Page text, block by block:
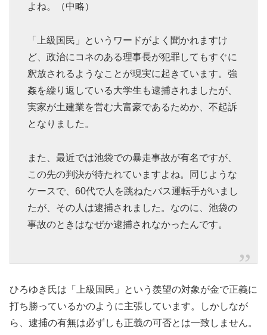
よね。（中略）
「上級国民」というワードがよく聞かれますけ
ど、政治にコネのある理事長が犯罪してもすぐに
釈放されるようなことが現実に起きています。強
姦を繰り返している大学生も逮捕されましたが、
実家が土建業を営む大富豪であるためか、不起訴
となりました。
また、最近では池袋での暴走事故が有名ですが、
この先の判決が待たれていますよね。同じような
ケースで、60代で人を跳ねたバス運転手がいまし
たが、その人は逮捕されました。なのに、池袋の
事故のときはなぜか逮捕されなかったんです。
ひろゆき氏は「上級国民」という羨望の対象が金で正義に
打ち勝っているかのように主張しています。しかしなが
ら、逮捕の有無は必ずしも正義の可否とは一致しません。